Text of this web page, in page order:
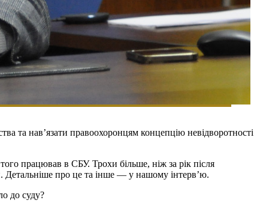
та нав’язати правоохоронцям концепцію невідворотності
працював в СБУ. Трохи більше, ніж за рік після
Детальніше про це та інше — у нашому інтерв’ю.
до суду?